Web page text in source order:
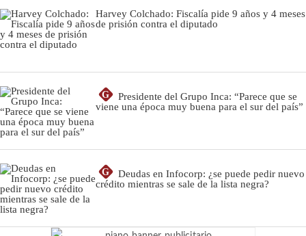
Harvey Colchado: Fiscalía pide 9 años y 4 meses
de prisión contra el diputado
G
Presidente del Grupo Inca: “Parece que se
viene una época muy buena para el sur del país”
G
Deudas en Infocorp: ¿se puede pedir nuevo
crédito mientras se sale de la lista negra?